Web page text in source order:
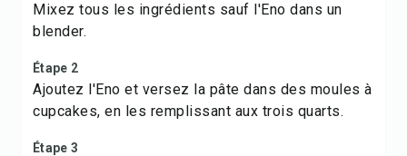
Mixez tous les ingrédients sauf l'Eno dans un
blender.
Étape 2
Ajoutez l'Eno et versez la pâte dans des moules à
cupcakes, en les remplissant aux trois quarts.
Étape 3